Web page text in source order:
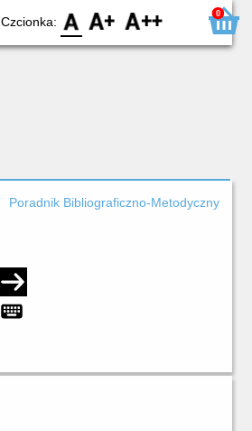
Czcionka: F0 F1 F2 0
Poradnik Bibliograficzno-Metodyczny